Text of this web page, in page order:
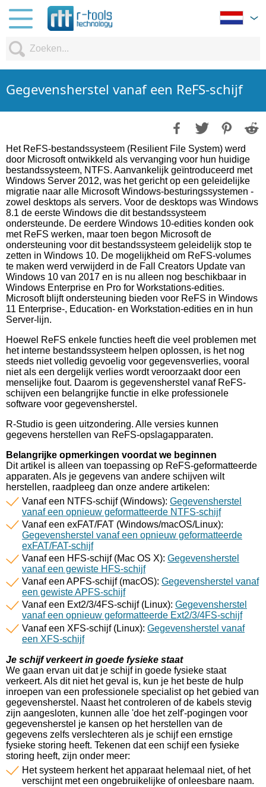
Gegevensherstel vanaf een ReFS-schijf
Het ReFS-bestandssysteem (Resilient File System) werd
door Microsoft ontwikkeld als vervanging voor hun huidige
bestandssysteem, NTFS. Aanvankelijk geïntroduceerd met
Windows Server 2012, was het gericht op een geleidelijke
migratie naar alle Microsoft Windows-besturingssystemen -
zowel desktops als servers. Voor de desktops was Windows
8.1 de eerste Windows die dit bestandssysteem
ondersteunde. De eerdere Windows 10-edities konden ook
met ReFS werken, maar toen begon Microsoft de
ondersteuning voor dit bestandssysteem geleidelijk stop te
zetten in Windows 10. De mogelijkheid om ReFS-volumes
te maken werd verwijderd in de Fall Creators Update van
Windows 10 van 2017 en is nu alleen nog beschikbaar in
Windows Enterprise en Pro for Workstations-edities.
Microsoft blijft ondersteuning bieden voor ReFS in Windows
11 Enterprise-, Education- en Workstation-edities en in hun
Server-lijn.
Hoewel ReFS enkele functies heeft die veel problemen met
het interne bestandssysteem helpen oplossen, is het nog
steeds niet volledig gevoelig voor gegevensverlies, vooral
niet als een dergelijk verlies wordt veroorzaakt door een
menselijke fout. Daarom is gegevensherstel vanaf ReFS-
schijven een belangrijke functie in elke professionele
software voor gegevensherstel.
R-Studio is geen uitzondering. Alle versies kunnen
gegevens herstellen van ReFS-opslagapparaten.
Belangrijke opmerkingen voordat we beginnen
Dit artikel is alleen van toepassing op ReFS-geformatteerde
apparaten. Als je gegevens van andere schijven wilt
herstellen, raadpleeg dan onze andere artikelen:
Vanaf een NTFS-schijf (Windows): Gegevensherstel
vanaf een opnieuw geformatteerde NTFS-schijf
Vanaf een exFAT/FAT (Windows/macOS/Linux):
Gegevensherstel vanaf een opnieuw geformatteerde
exFAT/FAT-schijf
Vanaf een HFS-schijf (Mac OS X): Gegevensherstel
vanaf een gewiste HFS-schijf
Vanaf een APFS-schijf (macOS): Gegevensherstel vanaf
een gewiste APFS-schijf
Vanaf een Ext2/3/4FS-schijf (Linux): Gegevensherstel
vanaf een opnieuw geformatteerde Ext2/3/4FS-schijf
Vanaf een XFS-schijf (Linux): Gegevensherstel vanaf
een XFS-schijf
Je schijf verkeert in goede fysieke staat
We gaan ervan uit dat je schijf in goede fysieke staat
verkeert. Als dit niet het geval is, kun je het beste de hulp
inroepen van een professionele specialist op het gebied van
gegevensherstel. Naast het controleren of de kabels stevig
zijn aangesloten, kunnen alle 'doe het zelf'-pogingen voor
gegevensherstel je kansen op het herstellen van de
gegevens zelfs verslechteren als je schijf een ernstige
fysieke storing heeft. Tekenen dat een schijf een fysieke
storing heeft, zijn onder meer:
Het systeem herkent het apparaat helemaal niet, of het
verschijnt met een ongebruikelijke of onleesbare naam.